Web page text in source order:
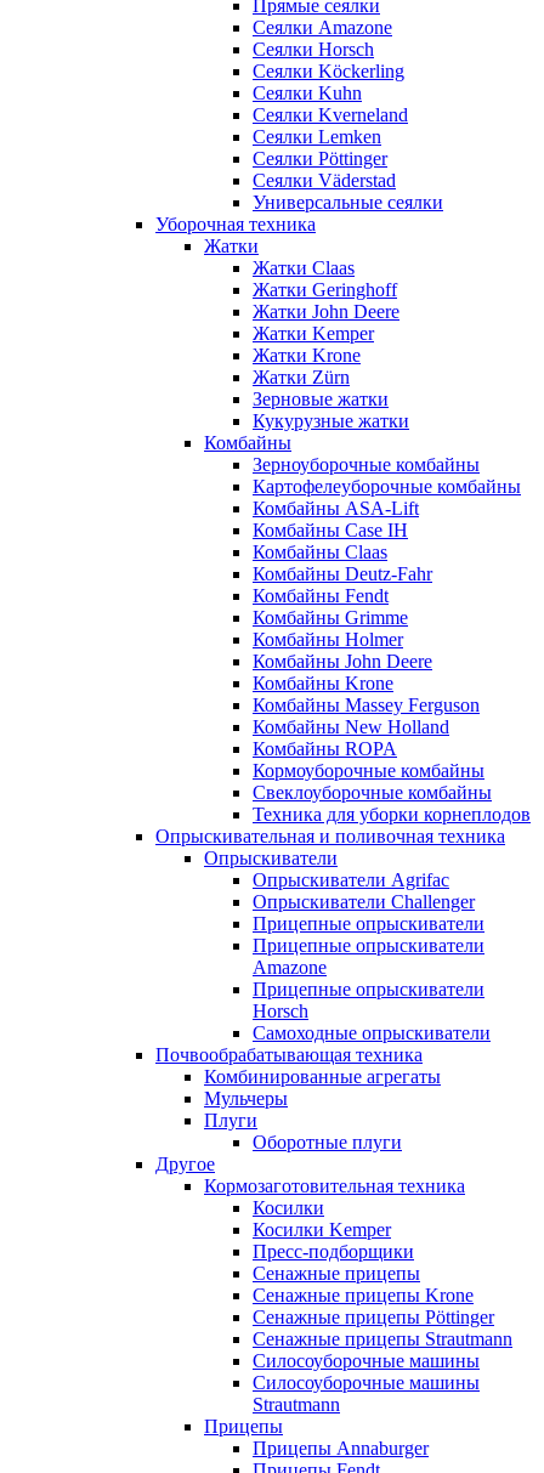
Прямые сеялки
Сеялки Amazone
Сеялки Horsch
Сеялки Köckerling
Сеялки Kuhn
Сеялки Kverneland
Сеялки Lemken
Сеялки Pöttinger
Сеялки Väderstad
Универсальные сеялки
Уборочная техника
Жатки
Жатки Claas
Жатки Geringhoff
Жатки John Deere
Жатки Kemper
Жатки Krone
Жатки Zürn
Зерновые жатки
Кукурузные жатки
Комбайны
Зерноуборочные комбайны
Картофелеуборочные комбайны
Комбайны ASA-Lift
Комбайны Case IH
Комбайны Claas
Комбайны Deutz-Fahr
Комбайны Fendt
Комбайны Grimme
Комбайны Holmer
Комбайны John Deere
Комбайны Krone
Комбайны Massey Ferguson
Комбайны New Holland
Комбайны ROPA
Кормоуборочные комбайны
Свеклоуборочные комбайны
Техника для уборки корнеплодов
Опрыскивательная и поливочная техника
Опрыскиватели
Опрыскиватели Agrifac
Опрыскиватели Challenger
Прицепные опрыскиватели
Прицепные опрыскиватели
Amazone
Прицепные опрыскиватели
Horsch
Самоходные опрыскиватели
Почвообрабатывающая техника
Комбинированные агрегаты
Мульчеры
Плуги
Оборотные плуги
Другое
Кормозаготовительная техника
Косилки
Косилки Kemper
Пресс-подборщики
Сенажные прицепы
Сенажные прицепы Krone
Сенажные прицепы Pöttinger
Сенажные прицепы Strautmann
Силосоуборочные машины
Силосоуборочные машины
Strautmann
Прицепы
Прицепы Annaburger